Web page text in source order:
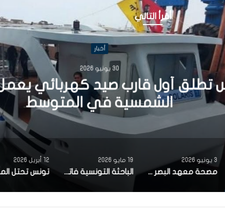
أقرأ التالي
قارب صيد كهربائي يعمل بالطاقة
في المتوسط
مصحة معهد البصر والشبكية بالبحيرة 1 تقوم باجراء اكثر من 50 عملية جراحية لازالة الماء الابيض مجانا لفائدة عدد من اهالي قفصة الباحثة التونسية فاتن المولدي تنجح في الحصول على براءة اختراع في الولايات المتحدة الأمريكية، وذلك بعد ابتكارها محركاً هجيناً ثورياً